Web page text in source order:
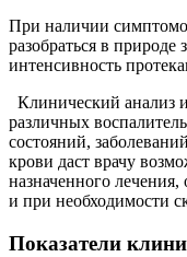
При наличии
разобраться в природе
интенсивность
Клинический анализ
различных
состояний,
крови даст врачу
назначенного
и при необходимости
Показатели